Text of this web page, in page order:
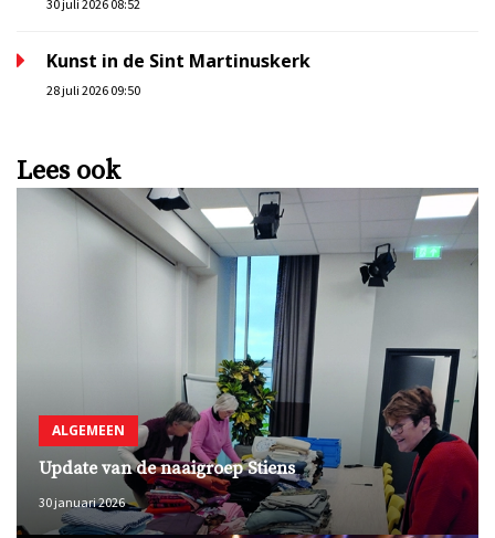
30 juli 2026 08:52
Kunst in de Sint Martinuskerk
28 juli 2026 09:50
Lees ook
ALGEMEEN
Update van de naaigroep Stiens
30 januari 2026